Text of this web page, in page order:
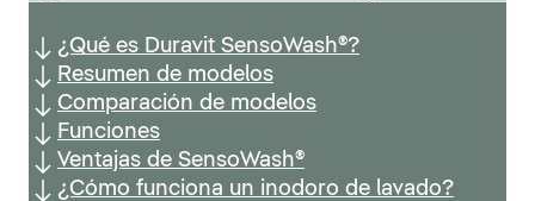
¿Qué es Duravit SensoWash®?
Resumen de modelos
Comparación de modelos
Funciones
Ventajas de SensoWash®
¿Cómo funciona un inodoro de lavado?